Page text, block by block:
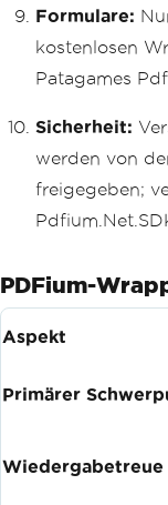
Formulare:
kostenlosen
Patagames
Sicherheit:
werden von
freigegeben;
PDFium-
Aspekt
Primärer
Wiedergabetreue